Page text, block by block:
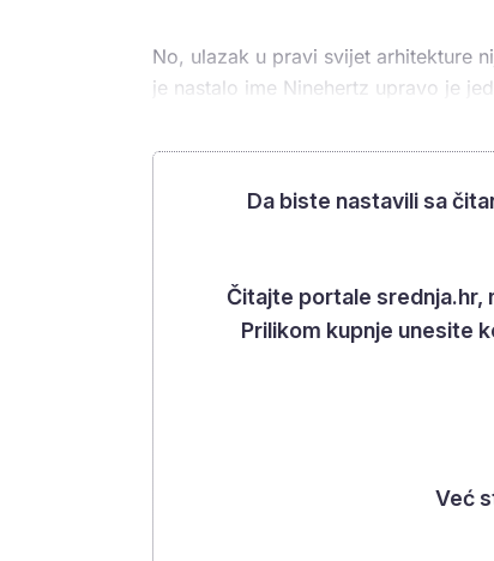
No, ulazak u pravi svijet arhitekture
je nastalo ime Ninehertz upravo je
Da biste nastavili sa
Čitajte portale srednja.hr,
Prilikom kupnje unesite
Već